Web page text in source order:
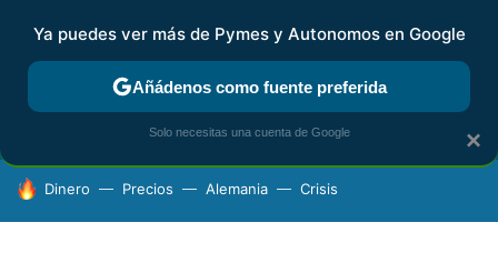
FISCALIDAD Y CONTABILIDAD KIT DIGITAL RENTA
HOY SE HABLA DE
Dinero Precios Alemania Crisis
×
Ya puedes ver más de Pymes y Autonomos en Google
Añádenos como fuente preferida
Solo necesitas una cuenta de Google